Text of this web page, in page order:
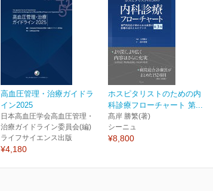
高血圧管理・治療ガイドラ
イン2025
日本高血圧学会高血圧管理・
治療ガイドライン委員会(編)
ライフサイエンス出版
¥4,180
ホスピタリストのための内
科診療フローチャート 第...
髙岸 勝繁(著)
シーニュ
¥8,800